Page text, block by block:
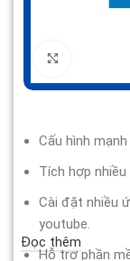
Cấu hình
Tích hợp
Cài đặt nhiều
youtube.
Hỗ trợ phần
Đọc thêm